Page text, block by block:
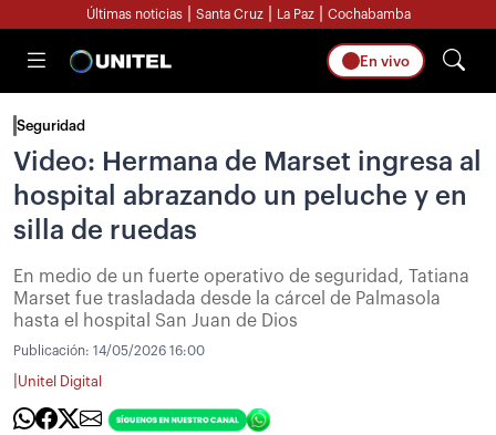
Últimas noticias Santa Cruz La Paz Cochabamba
En vivo
Seguridad
Video: Hermana de Marset ingresa al
hospital abrazando un peluche y en
silla de ruedas
En medio de un fuerte operativo de seguridad, Tatiana
Marset fue trasladada desde la cárcel de Palmasola
hasta el hospital San Juan de Dios
Publicación: 14/05/2026 16:00
Unitel Digital